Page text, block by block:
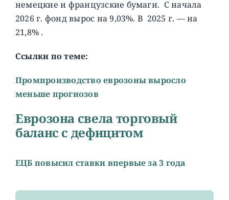
немецкие и французские бумаги. C начала
2026 г. фонд вырос на 9,03%. В 2025 г. — на
21,8% .
Ссылки по теме:
Промпроизводство еврозоны выросло
меньше прогнозов
Еврозона свела торговый
баланс с дефицитом
ЕЦБ повысил ставки впервые за 3 года